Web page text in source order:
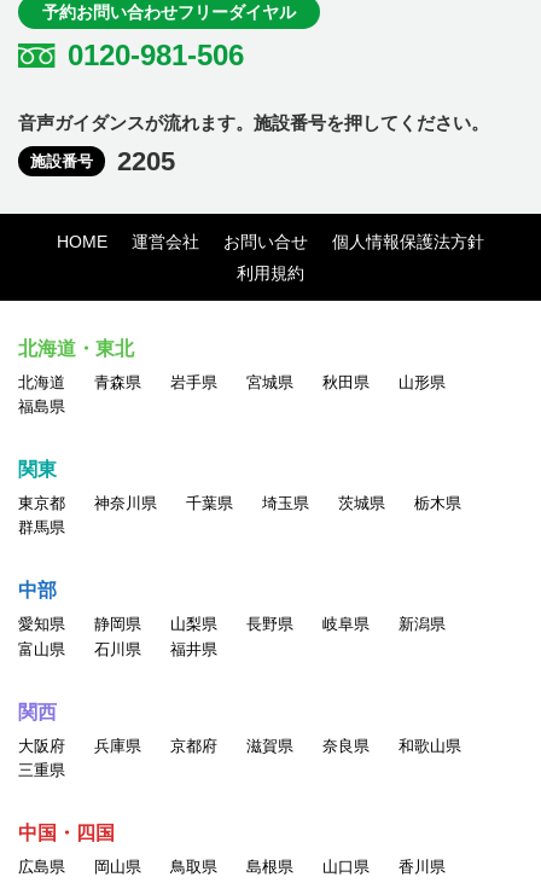
予約お問い合わせフリーダイヤル
0120-981-506
音声ガイダンスが流れます。施設番号を押してください。
施設番号 2205
HOME 運営会社 お問い合せ
個人情報保護法方針
利用規約
北海道・東北
北海道 青森県 岩手県 宮城県 秋田県
山形県
福島県
関東
東京都 神奈川県 千葉県 埼玉県 茨城県
栃木県
群馬県
中部
愛知県 静岡県 山梨県 長野県 岐阜県
新潟県
富山県
石川県 福井県
関西
大阪府 兵庫県 京都府 滋賀県 奈良県
和歌山県
三重県
中国・四国
広島県 岡山県 鳥取県 島根県 山口県
香川県